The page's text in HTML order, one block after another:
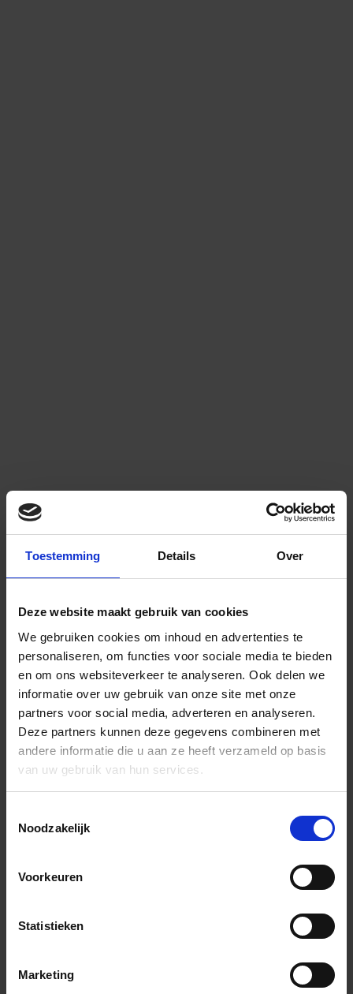
Toestemming Details Over
Deze website maakt gebruik van cookies
We gebruiken cookies om inhoud en advertenties te
personaliseren, om functies voor sociale media te bieden
en om ons websiteverkeer te analyseren. Ook delen we
informatie over uw gebruik van onze site met onze
partners voor social media, adverteren en analyseren.
Deze partners kunnen deze gegevens combineren met
andere informatie die u aan ze heeft verzameld op basis
van uw gebruik van hun services.
Noodzakelijk
Voorkeuren
Statistieken
Marketing